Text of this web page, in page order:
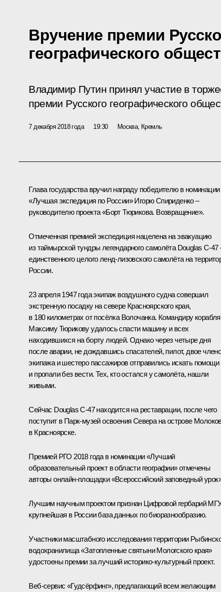
Вручение премии
географического
Владимир Путин принял участие в
премии Русского географического
7 декабря 2018 года 19:30 Москва, Кремль
Глава государства вручил награду победителю в номинации
«Лучшая экспедиция по России» Игорю Спириденко –
руководителю проекта «Борт Тюрикова. Возвращение».
Отмеченная премией экспедиция нацелена на эвакуацию
из таймырской тундры легендарного самолёта Douglas C‑47
единственного целого ленд-лизовского самолёта на
России.
23 апреля 1947 года экипаж воздушного судна совершил
экстренную посадку на севере Красноярского края,
в 180 километрах от посёлка Волочанка. Командиру корабля
Максиму Тюрикову удалось спасти машину и всех
находившихся на борту людей. Однако через четыре дня
после аварии, не дождавшись спасателей, пилот, двое
экипажа и шестеро пассажиров отправились искать помощи
и пропали без вести. Тех, кто остался у самолёта, нашли
живыми.
Сейчас Douglas C‑47 находится на реставрации, после чего
поступит в Парк-музей освоения Севера на острове
в Красноярске.
Премией РГО 2018 года в номинации «Лучший
образовательный проект в области географии» отмечены
авторы онлайн-площадки «Всероссийский заповедный
Лучшим научным проектом признан Цифровой гербарий
крупнейшая в России база данных по биоразнообразию.
Участники масштабного исследования территории
водохранилища «Затопленные святыни Мологского края»
удостоены премии за лучший историко-культурный проект.
Веб-сервис «Гудсёрфинг», предлагающий всем желающим